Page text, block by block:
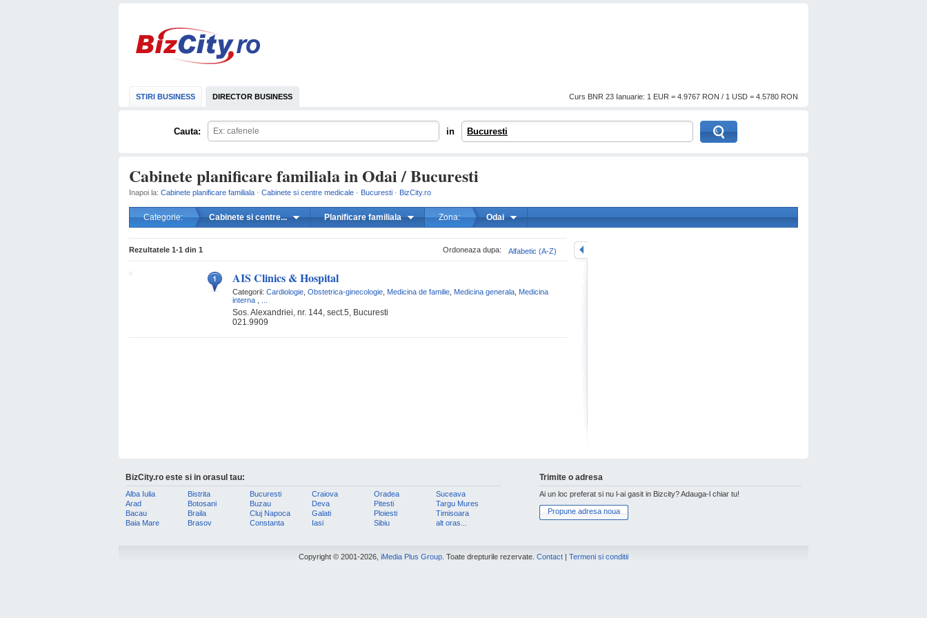
STIRI BUSINESS DIRECTOR BUSINESS Curs BNR 23 Ianuarie: 1 EUR = 4.9767 RON / 1 USD = 4.5780 RON
Cauta: in Bucuresti
Cabinete planificare familiala in Odai / Bucuresti
Inapoi la: Cabinete planificare familiala · Cabinete si centre medicale · Bucuresti · BizCity.ro
Categorie: Cabinete si centre... Planificare familiala Zona: Odai
Alfabetic (A-Z)
Ordoneaza dupa:
Rezultatele 1-1 din 1
AIS Clinics & Hospital
Categorii: Cardiologie Obstetrica-ginecologie Medicina de familie Medicina generala Medicina
interna
Sos. Alexandriei, nr. 144, sect.5, Bucuresti
021.9909
BizCity.ro este si in orasul tau:
Alba Iulia
Arad
Bacau
Baia Mare
Bistrita
Botosani
Braila
Brasov
Bucuresti
Buzau
Cluj Napoca
Constanta
Craiova
Deva
Galati
Iasi
Oradea
Pitesti
Ploiesti
Sibiu
Suceava
Targu Mures
Timisoara
alt oras...
Trimite o adresa
Ai un loc preferat si nu l-ai gasit in Bizcity? Adauga-l chiar tu!
Propune adresa noua
Copyright © 2001-2026, iMedia Plus Group . Toate drepturile rezervate. Contact | Termeni si conditii